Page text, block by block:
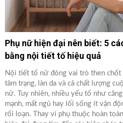
Phụ nữ hiện đại nên biết: 5
bằng nội tiết tố hiệu quả
Nội tiết tố nữ đóng vai trò then chốt
tâm trạng, làn da và cả chất lượng
nữ. Tuy nhiên, nhiều yếu tố như
mạnh, mất ngủ hay lối sống ít vận
rối loạn. Thay vì phụ thuộc hoàn